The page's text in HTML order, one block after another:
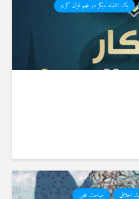
یک اشتباه دیگر در فهم قرآن کریم
اخلاقی مباحث علمی